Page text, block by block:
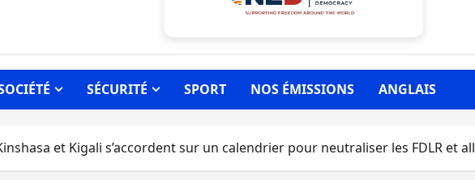
SÉCURITÉ SPORT NOS ÉMISSIONS ANGLAIS
et Kigali s’accordent sur un calendrier pour neutraliser les FDLR et